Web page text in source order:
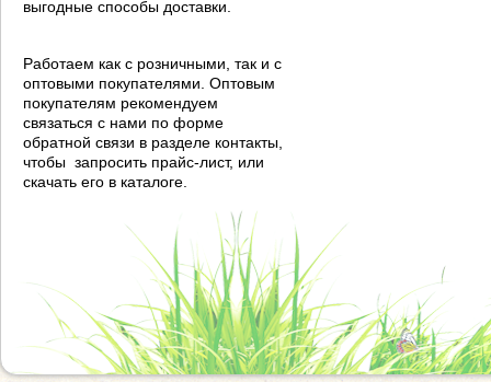
выгодные способы доставки.
Работаем как с розничными, так и с
оптовыми покупателями. Оптовым
покупателям рекомендуем
связаться с нами по форме
обратной связи в разделе контакты,
чтобы запросить прайс-лист, или
скачать его в каталоге.